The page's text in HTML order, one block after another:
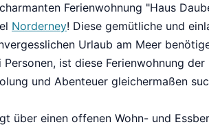
Ferienwohnung "Haus
Norderney! Diese gemütliche und
Urlaub am Meer
ist diese Ferienwohnung
und Abenteuer gleichermaßen
über einen offenen Wohn- und